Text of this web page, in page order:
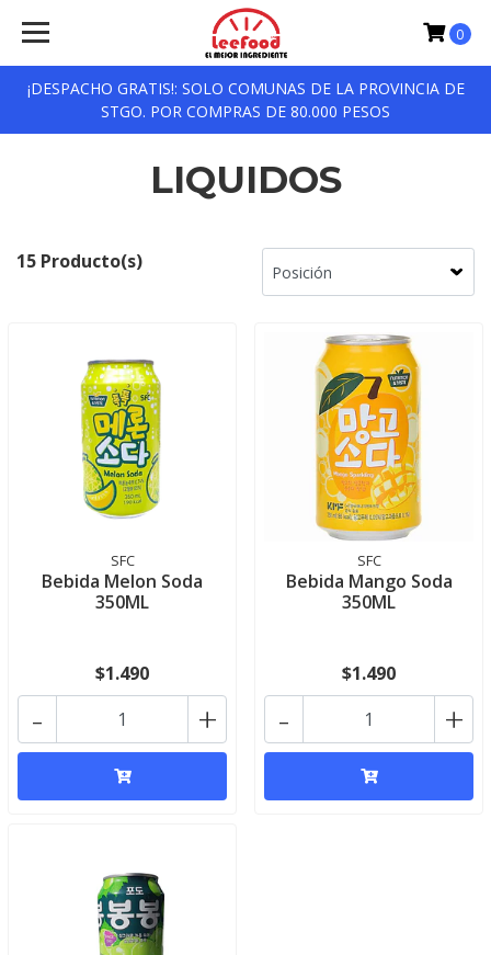
¡DESPACHO GRATIS!: SOLO COMUNAS DE LA PROVINCIA DE
STGO. POR COMPRAS DE 80.000 PESOS
0
LIQUIDOS
15 Producto(s)
SFC
Bebida Melon Soda
350ML
$1.490
+
-
SFC
Bebida Mango Soda
350ML
$1.490
+
-